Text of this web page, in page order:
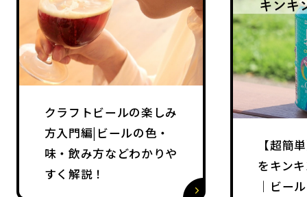
クラフトビールの楽しみ
方入門編|ビールの色・
味・飲み方などわかりや
すく解説！
【超簡
をキン
｜ビー